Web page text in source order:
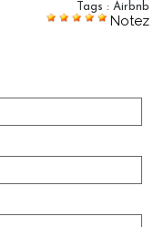
Tags : Airbnb
Notez